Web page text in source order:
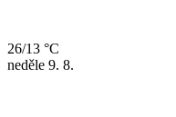
26/13 °C
neděle 9. 8.